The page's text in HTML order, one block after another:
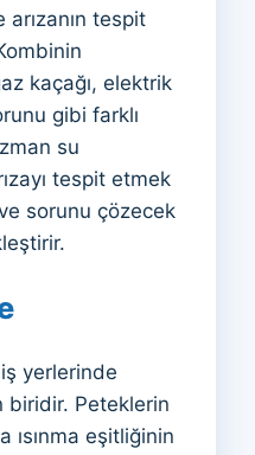
tespit
kaçağı, elektrik
gibi farklı
su
tespit etmek
sorunu çözecek
iş yerlerinde
biridir. Peteklerin
ısınma eşitliğinin